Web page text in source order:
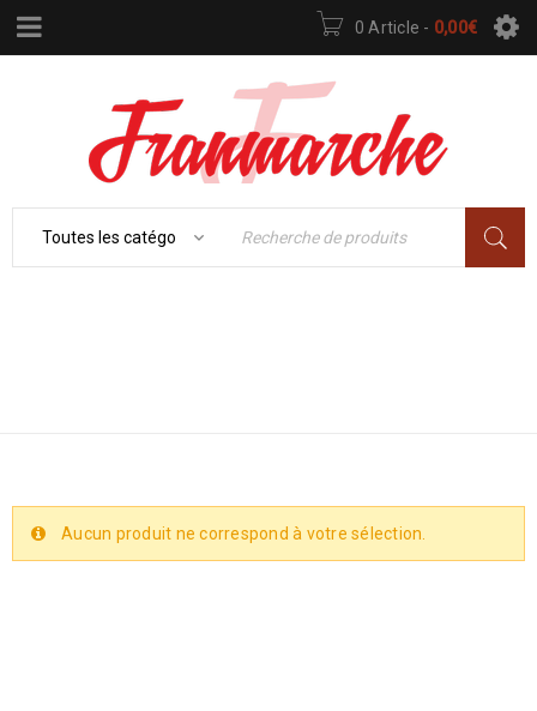
0 Article - 0,00€
Aucun produit ne correspond à votre sélection.